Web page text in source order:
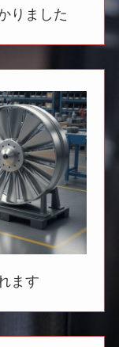
りました
ます